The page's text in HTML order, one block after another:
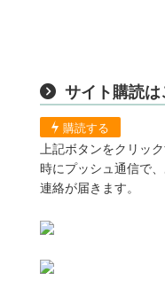
サイト購読
購読する
上記ボタンをクリッ
時にプッシュ通信で
連絡が届きます。